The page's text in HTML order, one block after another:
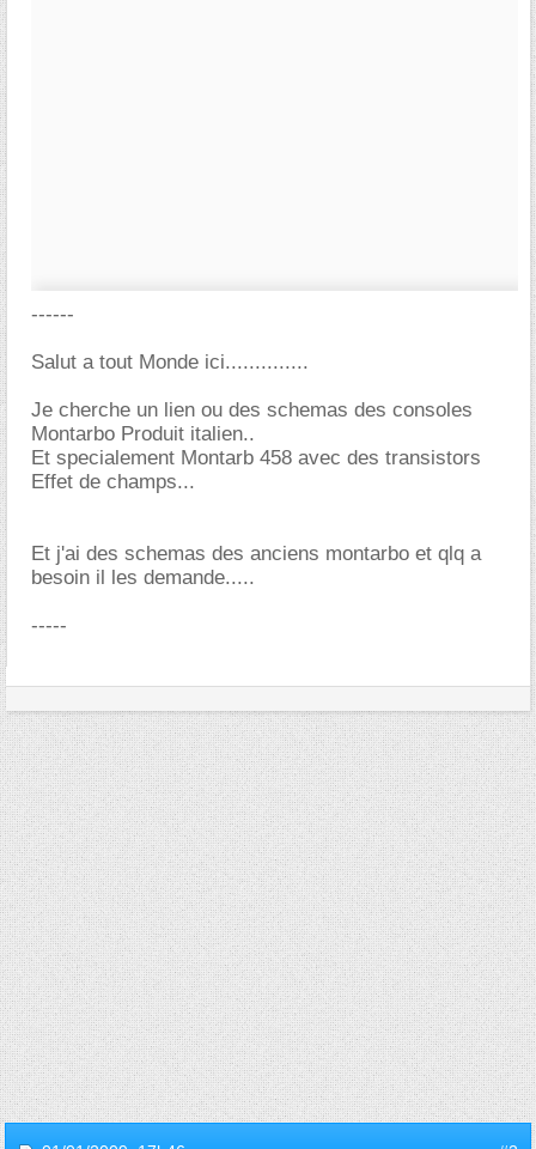
------
Salut a tout Monde ici..............
Je cherche un lien ou des schemas des consoles
Montarbo Produit italien..
Et specialement Montarb 458 avec des transistors
Effet de champs...
Et j'ai des schemas des anciens montarbo et qlq a
besoin il les demande.....
-----